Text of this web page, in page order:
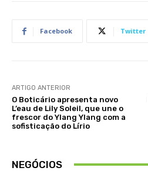
Facebook Twitter
ARTIGO ANTERIOR
O Boticário apresenta novo
L’eau de Lily Soleil, que une o
frescor do Ylang Ylang com a
sofisticação do Lírio
NEGÓCIOS